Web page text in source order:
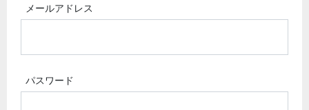
メールアドレス
パスワード